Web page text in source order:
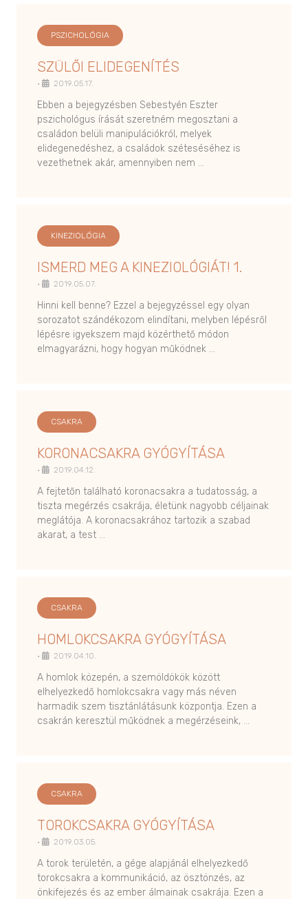
PSZICHOLÓGIA
SZÜLŐI ELIDEGENÍTÉS
• 2019.05.17.
Ebben a bejegyzésben Sebestyén Eszter
pszichológus írását szeretném megosztani a
családon belüli manipulációkról, melyek
elidegenedéshez, a családok széteséséhez is
vezethetnek akár, amennyiben nem …
KINEZIOLÓGIA
ISMERD MEG A KINEZIOLÓGIÁT! 1.
• 2019.05.07.
Hinni kell benne? Ezzel a bejegyzéssel egy olyan
sorozatot szándékozom elindítani, melyben lépésről
lépésre igyekszem majd közérthető módon
elmagyarázni, hogy hogyan működnek …
CSAKRA
KORONACSAKRA GYÓGYÍTÁSA
• 2019.04.12.
A fejtetőn található koronacsakra a tudatosság, a
tiszta megérzés csakrája, életünk nagyobb céljainak
meglátója. A koronacsakrához tartozik a szabad
akarat, a test …
CSAKRA
HOMLOKCSAKRA GYÓGYÍTÁSA
• 2019.04.10.
A homlok közepén, a szemöldökök között
elhelyezkedő homlokcsakra vagy más néven
harmadik szem tisztánlátásunk központja. Ezen a
csakrán keresztül működnek a megérzéseink, …
CSAKRA
TOROKCSAKRA GYÓGYÍTÁSA
• 2019.03.05.
A torok területén, a gége alapjánál elhelyezkedő
torokcsakra a kommunikáció, az ösztönzés, az
önkifejezés és az ember álmainak csakrája. Ezen a